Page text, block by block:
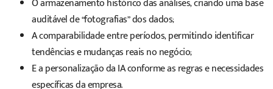
O armazenamento histórico das análises, criando uma base
auditável de “fotografias” dos dados;
A comparabilidade entre períodos, permitindo identificar
tendências e mudanças reais no negócio;
E a personalização da IA conforme as regras e necessidades
específicas da empresa.